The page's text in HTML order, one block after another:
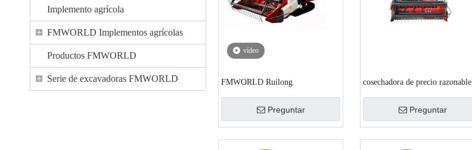
Implemento agrícola
FMWORLD Implementos agrícolas
Productos FMWORLD
Serie de excavadoras FMWORLD
vídeo
FMWORLD Ruilong
Preguntar
cosechadora de precio razonable
Preguntar